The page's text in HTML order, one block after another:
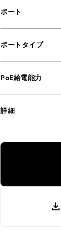
ポート
ポートタイプ
PoE給電能力
詳細